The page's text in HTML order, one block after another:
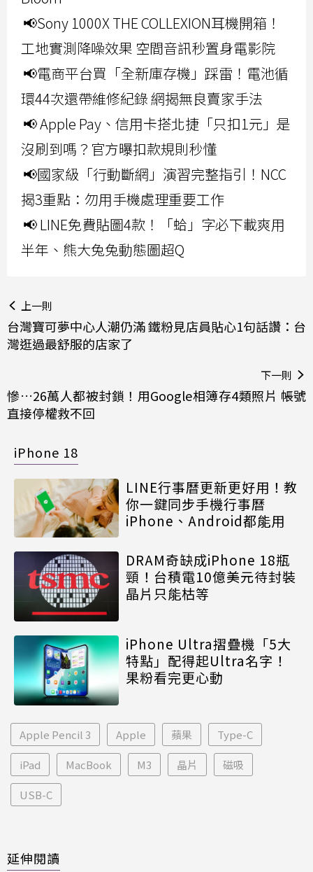
📢Sony 1000X THE COLLEXION耳機開箱！
工地實測降噪效果 空間音訊秒置身電影院
📢電商平台買「全新庫存機」踩雷！電池循
環44次還帶維修紀錄 網揭無良賣家手法
📢 Apple Pay、信用卡搭北捷「只扣1元」是
沒刷到嗎？官方曝扣款規則秒懂
📢國家級「行動斷網」演習完整指引！NCC
揭3重點：勿用手機處理重要工作
📢 LINE免費貼圖4款！「蛤」字必下載爽用
半年、熊大兔兔動態圖超Q
上一則
台灣寶可夢中心人潮仍滿 鐵粉見店員貼心1句話讚：台
灣逛過最舒服的店家了
下一則
慘…26萬人都被封鎖！用Google相簿存4類照片 帳號
直接停權救不回
iPhone 18
LINE行事曆更新更好用！教
你一鍵同步手機行事曆
iPhone、Android都能用
DRAM奇缺成iPhone 18瓶
頸！台積電10億美元待封裝
晶片只能枯等
iPhone Ultra摺疊機「5大
特點」配得起Ultra名字！
果粉看完更心動
Apple Pencil 3 Apple 蘋果 Type-C
iPad MacBook M3 晶片 磁吸
USB-C
延伸閱讀